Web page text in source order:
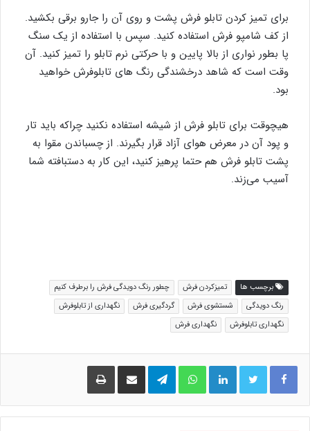
برای تمیز کردن تابلو فرش پشت و روی آن را جارو برقی بکشید.
از کف شامپو فرش استفاده کنید. سپس با استفاده از یک سنگ
پا بطور نواری از بالا پایین و با حرکتی نرم تابلو را تمیز کنید. آن
وقت است که شاهد درخشندگی رنگ های تابلوفرش خواهید
بود.
هیچوقت برای تابلو فرش از شیشه استفاده نکنید چراکه باید تار
و پود آن در معرض هوای آزاد قرار بگیرند. از چسباندن مقوا به
پشت تابلو فرش هم حتما پرهیز کنید، این کار به دستبافته شما
آسیب می‌زند.
برچسب ها تمیزکردن فرش
چطور رنگ دویدگی فرش را برطرف کنیم
رنگ دویدگی
شستشوی فرش گردگیری فرش
نگهداری از تابلوفرش
نگهداری تابلوفرش
نگهداری فرش
لینکدین واتس آپ تلگرام اشتراک گذاری از طریق ایمیل